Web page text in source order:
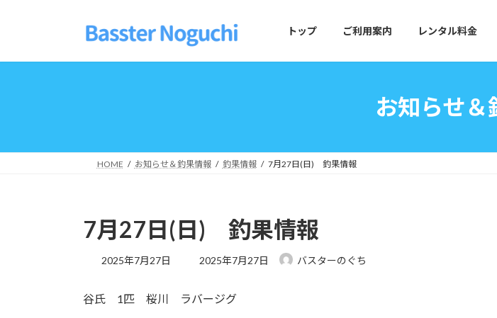
ン
ー
トップ ご利用案内 レンタル料金
お知らせ＆
HOME お知らせ＆釣果情報 釣果情報 7月27日(日) 釣果情報
7月27日(日) 釣果情報
2025年7月27日
最
新
2025年7月27日 バスターのぐち
谷氏 1匹 桜川 ラバージグ